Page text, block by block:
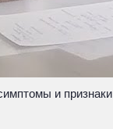
и признаки